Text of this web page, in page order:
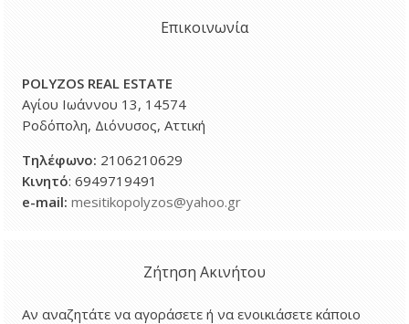
Επικοινωνία
POLYZOS REAL ESTATE
Αγίου Ιωάννου 13, 14574
Ροδόπολη, Διόνυσος, Αττική
Τηλέφωνο: 2106210629
Κινητό: 6949719491
e-mail: mesitikopolyzos@yahoo.gr
Ζήτηση Ακινήτου
Αν αναζητάτε να αγοράσετε ή να ενοικιάσετε κάποιο